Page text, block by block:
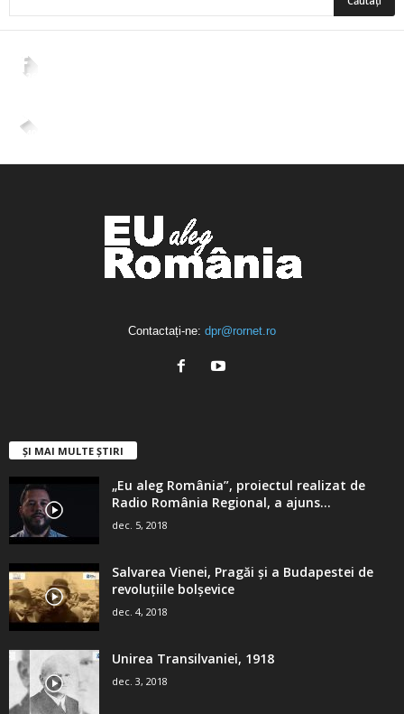
2,265
4,400
Contactați-ne: dpr@rornet.ro
ȘI MAI MULTE ȘTIRI
„Eu aleg România”, proiectul realizat de
Radio România Regional, a ajuns...
dec. 5, 2018
Salvarea Vienei, Pragăi şi a Budapestei de
revoluţiile bolşevice
dec. 4, 2018
Unirea Transilvaniei, 1918
dec. 3, 2018